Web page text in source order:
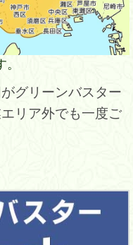
グリーンバスター
リア外でも一度ご